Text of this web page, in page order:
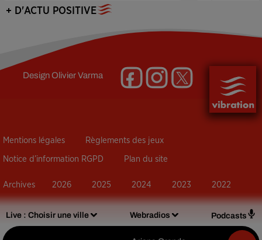
Live : Choisir une ville Webradios Podcasts
+ D'ACTU POSITIVE
DesignOlivier Varma
Mentions légales Règlements des jeux
Notice d’information RGPD Plan du site
Archives 2026 2025 2024 2023 2022